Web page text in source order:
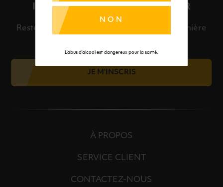
NON
L’abus d’alcool est dangereux pour la santé.
INSCRIPTION À LA NEWSLETTER
Restez informé et découvrez en avant-première
JE M'INSCRIS
À PROPOS
SERVICE CLIENT
CONTACTEZ-NOUS